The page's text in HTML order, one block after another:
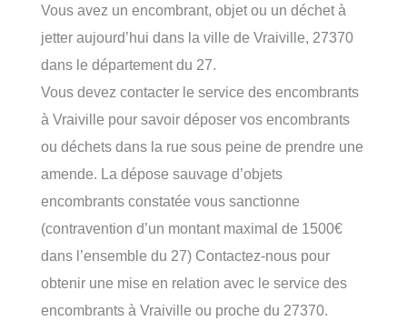
Vous avez un encombrant, objet ou un déchet à
jetter aujourd’hui dans la ville de Vraiville, 27370
dans le département du 27.
Vous devez contacter le service des encombrants
à Vraiville pour savoir déposer vos encombrants
ou déchets dans la rue sous peine de prendre une
amende. La dépose sauvage d’objets
encombrants constatée vous sanctionne
(contravention d’un montant maximal de 1500€
dans l’ensemble du 27) Contactez-nous pour
obtenir une mise en relation avec le service des
encombrants à Vraiville ou proche du 27370.